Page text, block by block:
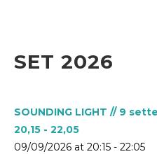
SET 2026
SOUNDING LIGHT // 9
20,15 - 22,05
09/09/2026 at 20:15 - 22:05